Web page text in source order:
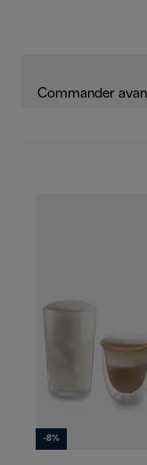
Commander
-8%